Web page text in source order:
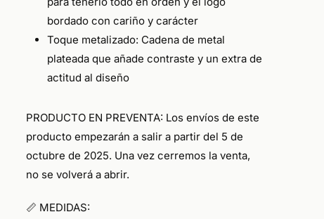
bordado con cariño y carácter
Toque metalizado: Cadena de metal
plateada que añade contraste y un extra de
actitud al diseño
PRODUCTO EN PREVENTA: Los envíos de este
producto empezarán a salir a partir del 5 de
octubre de 2025. Una vez cerremos la venta,
no se volverá a abrir.
📏 MEDIDAS: